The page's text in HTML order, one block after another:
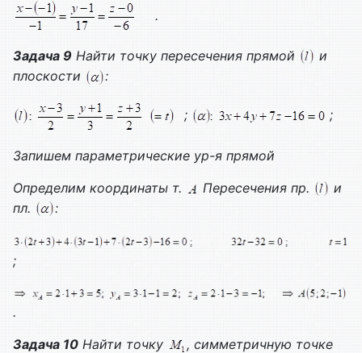
.
Задача 9 Найти точку пересечения прямой
и
плоскости
:
; ;
Запишем параметрические ур-я прямой
Определим координаты т.
Пересечения пр.
и
пл.
:
;
.
Задача 10 Найти точку
, симметричную точке